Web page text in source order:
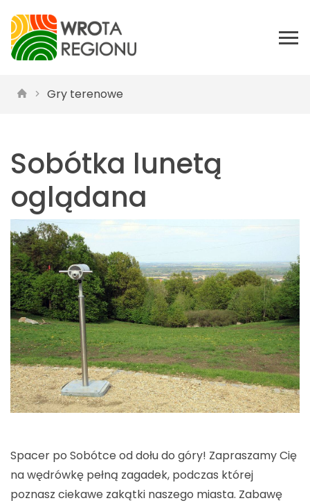
Gry terenowe
Sobótka lunetą
oglądana
Spacer po Sobótce od dołu do góry! Zapraszamy Cię
na wędrówkę pełną zagadek, podczas której
poznasz ciekawe zakątki naszego miasta. Zabawę